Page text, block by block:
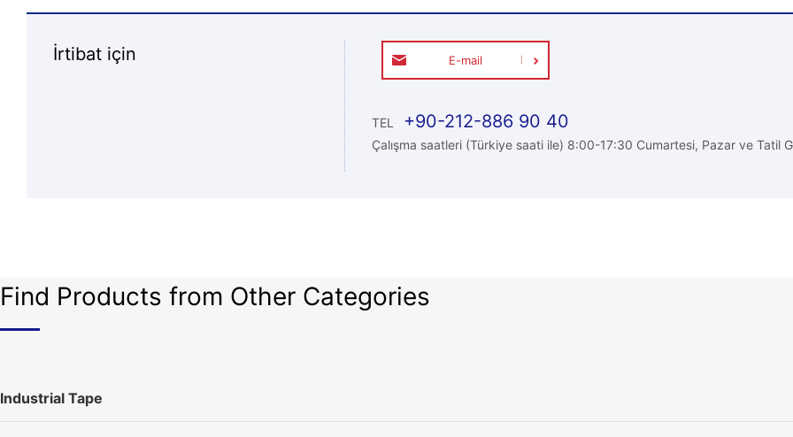
İrtibat için E-mail
TEL +90-212-886 90 40
Çalışma saatleri (Türkiye saati ile) 8:00-17:30 Cumartesi, Pazar ve Tatil
Find Products from Other Categories
Industrial Tape